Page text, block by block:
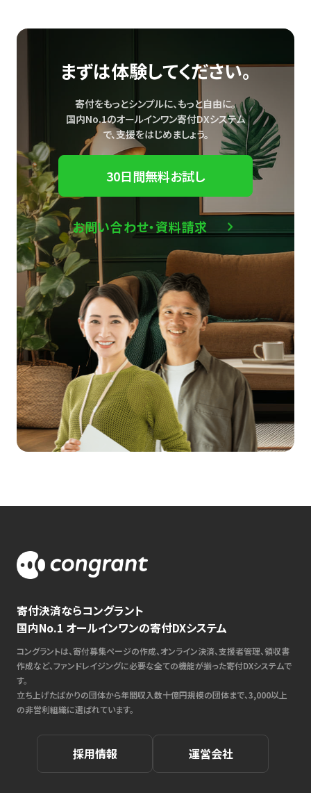
まずは体験してください。
寄付をもっとシンプルに、もっと自由に。
国内No.1のオールインワン寄付DXシステム
で、支援をはじめましょう。
30日間無料お試し
お問い合わせ・資料請求
寄付決済ならコングラント
国内No.1 オールインワンの寄付DXシステム
コングラントは、寄付募集ページの作成、オンライン決済、支援者管理、領収書
作成など、ファンドレイジングに必要な全ての機能が揃った寄付DXシステムで
す。
立ち上げたばかりの団体から年間収入数十億円規模の団体まで、3,000以上
の非営利組織に選ばれています。
採用情報 運営会社